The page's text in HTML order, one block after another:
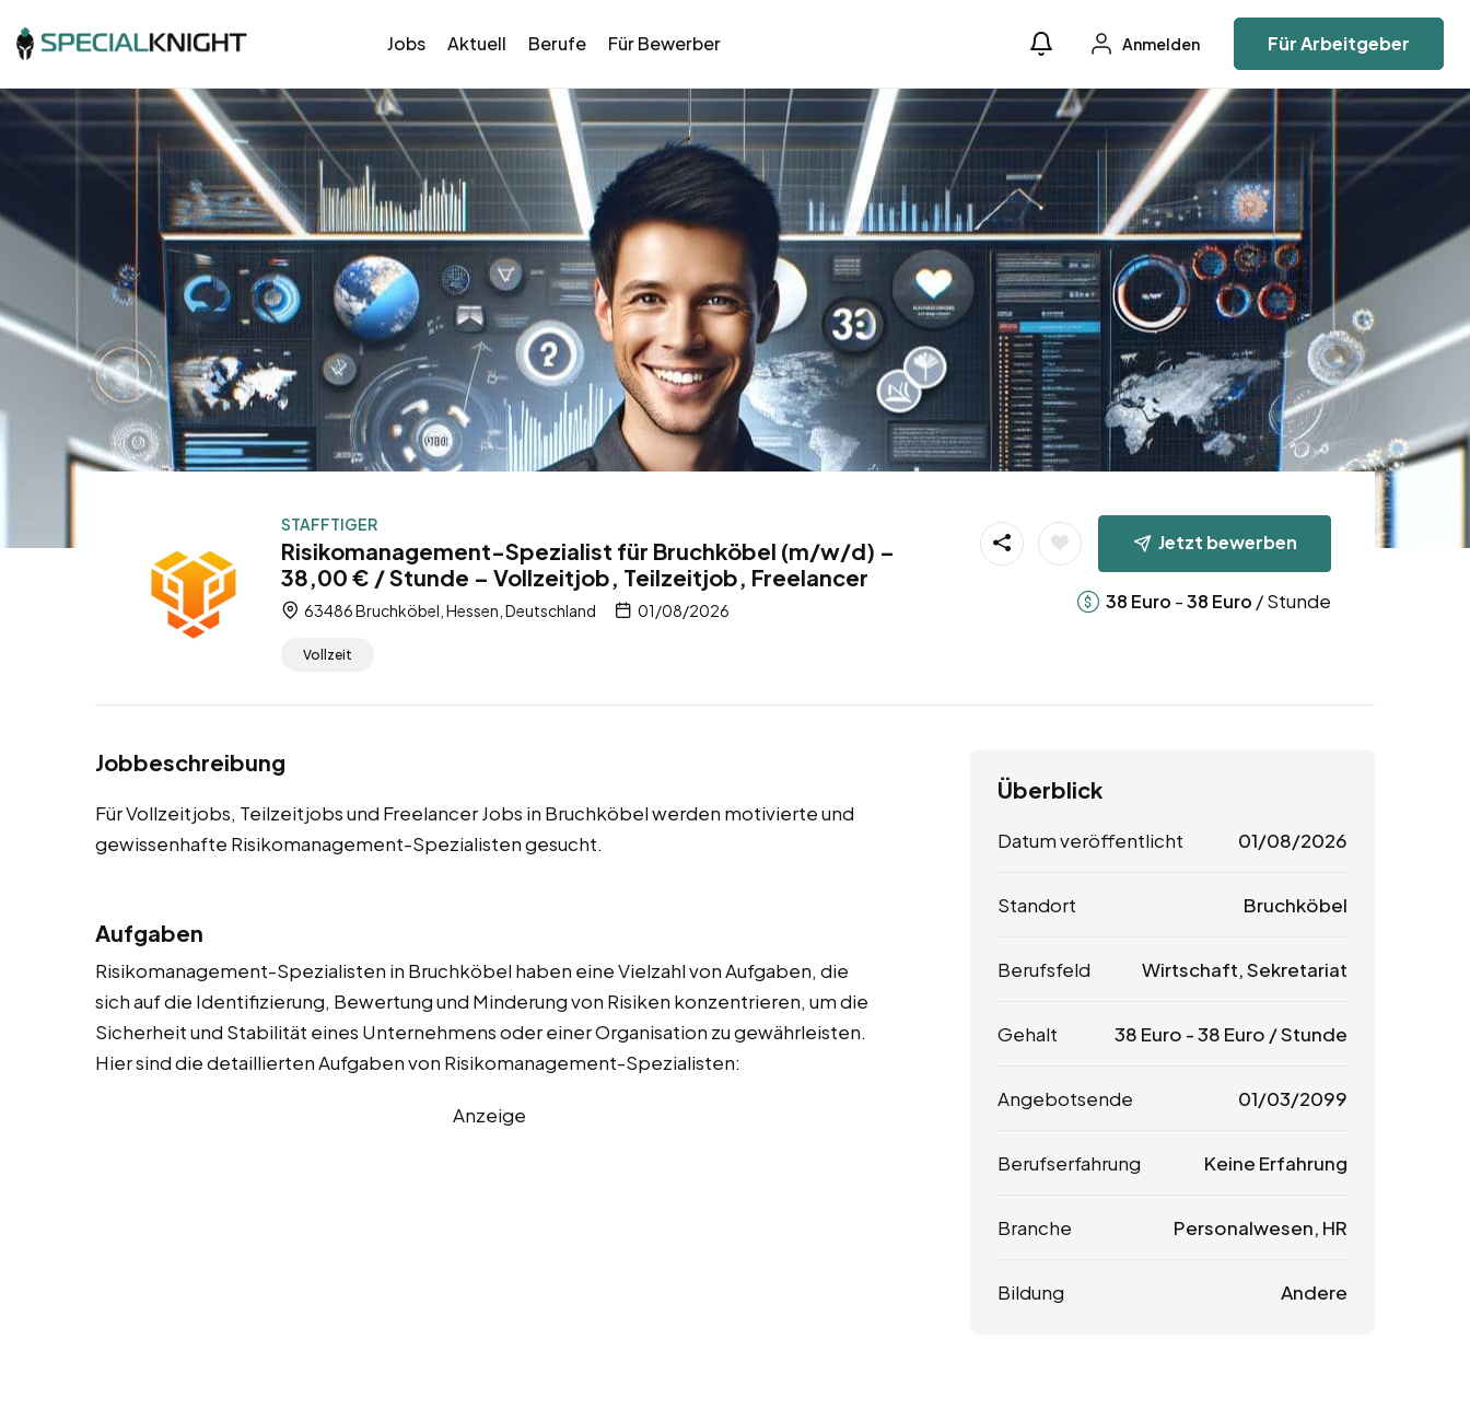
Jobs Aktuell Berufe Für Bewerber Anmelden Für Arbeitgeber
STAFFTIGER
Risikomanagement-Spezialist für Bruchköbel (m/w/d) –
38,00 € / Stunde – Vollzeitjob, Teilzeitjob, Freelancer
63486 Bruchköbel, Hessen, Deutschland 01/08/2026
Vollzeit
Jetzt bewerben
38 Euro -38 Euro / Stunde
Jobbeschreibung
Für Vollzeitjobs, Teilzeitjobs und Freelancer Jobs in Bruchköbel werden motivierte und
gewissenhafte Risikomanagement-Spezialisten gesucht.
Aufgaben
Risikomanagement-Spezialisten in Bruchköbel haben eine Vielzahl von Aufgaben, die
sich auf die Identifizierung, Bewertung und Minderung von Risiken konzentrieren, um die
Sicherheit und Stabilität eines Unternehmens oder einer Organisation zu gewährleisten.
Hier sind die detaillierten Aufgaben von Risikomanagement-Spezialisten:
Anzeige
Überblick
Datum veröffentlicht 01/08/2026
Standort Bruchköbel
Berufsfeld Wirtschaft, Sekretariat
Gehalt 38 Euro -38 Euro / Stunde
Angebotsende 01/03/2099
Berufserfahrung Keine Erfahrung
Branche Personalwesen, HR
Bildung Andere